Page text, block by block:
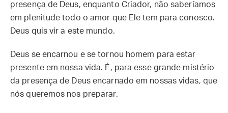
presença de Deus, enquanto Criador, não saberíamos
em plenitude todo o amor que Ele tem para conosco.
Deus quis vir a este mundo.
Deus se encarnou e se tornou homem para estar
presente em nossa vida. É, para esse grande mistério
da presença de Deus encarnado em nossas vidas, que
nós queremos nos preparar.